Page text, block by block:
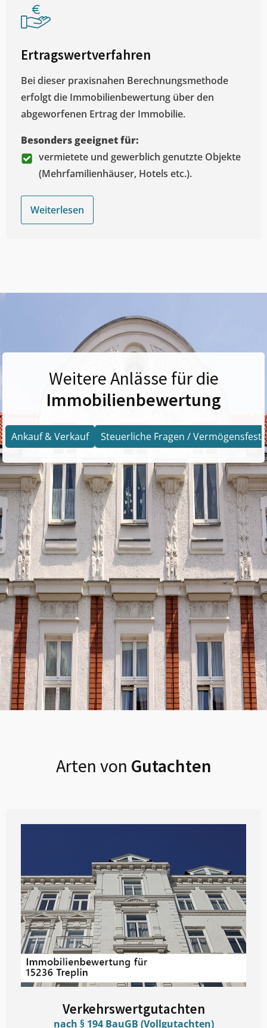
Ertragswertverfahren
Bei dieser praxisnahen Berechnungsmethode
erfolgt die Immobilienbewertung über den
abgeworfenen Ertrag der Immobilie.
Besonders geeignet für:
vermietete und gewerblich genutzte Objekte
(Mehrfamilienhäuser, Hotels etc.).
Weiterlesen
Weitere Anlässe für die
Immobilienbewertung
Ankauf & Verkauf Steuerliche Fragen /
Arten von Gutachten
Verkehrswertgutachten
nach § 194 BauGB (Vollgutachten)